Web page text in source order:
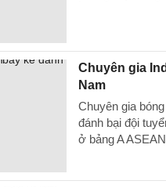
Chuyên gia
Nam
Chuyên gia
đánh bại đội
ở bảng A